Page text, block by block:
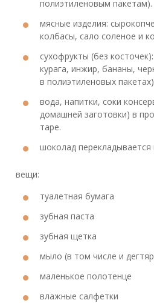
полиэтиленовым пакетам).
мясные изделия:
колбасы, сало соленое и
сухофрукты (без
курага, инжир, бананы,
в полиэтиленовых
вода, напитки, соки
домашней заготовки) в
таре.
шоколад перекладывается
вещи:
туалетная бумага
зубная паста
зубная щетка
мыло (в том числе и
маленькое полотенце
влажные салфетки